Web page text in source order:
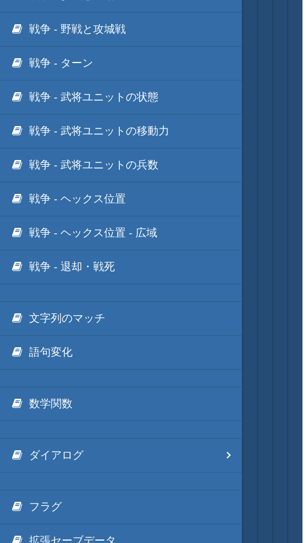
戦争 - 野戦と攻城戦
戦争 - ターン
戦争 - 武将ユニットの状態
戦争 - 武将ユニットの移動力
戦争 - 武将ユニットの兵数
戦争 - ヘックス位置
戦争 - ヘックス位置 - 広域
戦争 - 退却・戦死
文字列のマッチ
語句変化
数学関数
ダイアログ
フラグ
拡張セーブデータ